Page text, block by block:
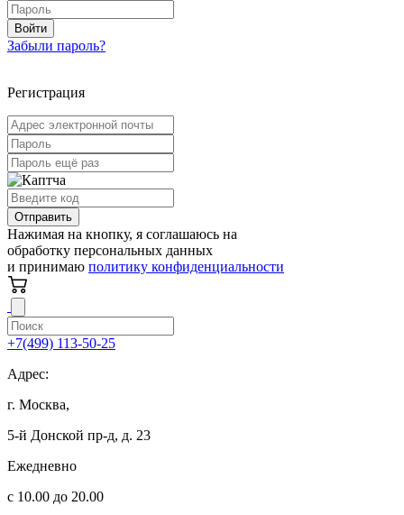
Войти
Забыли пароль?
Регистрация
Отправить
Нажимая на кнопку, я соглашаюсь на
обработку персональных данных
и принимаю политику конфиденциальности
+7(499) 113-50-25
Адрес:
г. Москва,
5-й Донской пр-д, д. 23
Ежедневно
с 10.00 до 20.00